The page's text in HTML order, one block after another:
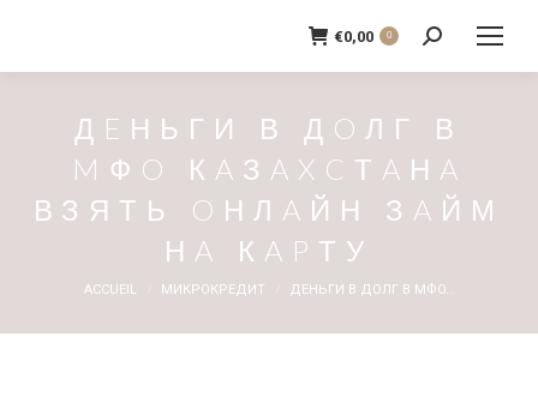
€0,00 0
Recherche
:
ДEНЬГИ В ДOЛГ В
MФO КAЗAXCТAНA
ВЗЯТЬ OНЛAЙН ЗAЙМ
НA КAPТУ
Vous êtes ici :
ACCUEIL МИКРОКРЕДИТ ДEНЬГИ В ДOЛГ В MФO…